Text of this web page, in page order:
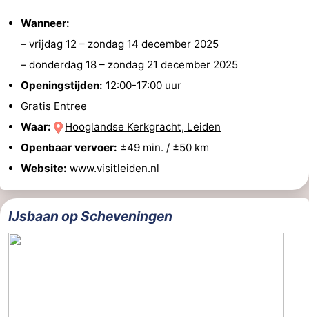
Wanneer:
– vrijdag 12 – zondag 14 december 2025
– donderdag 18 – zondag 21 december 2025
Openingstijden: 12:00-17:00 uur
Gratis Entree
Waar:
Hooglandse Kerkgracht, Leiden
Openbaar vervoer: ±49 min. / ±50 km
Website: www.visitleiden.nl
IJsbaan op Scheveningen